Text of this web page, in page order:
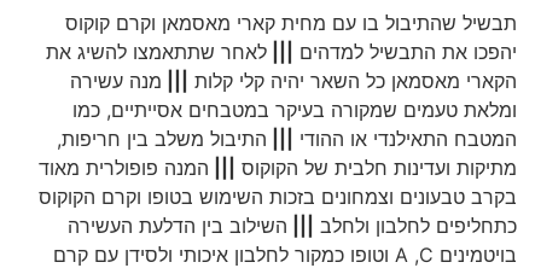
תבשיל שהתיבול בו עם מחית קארי מאסמאן וקרם קוקוס
יהפכו את התבשיל למדהים|||
לאחר שתתאמצו להשיג את
הקארי מאסמאן כל השאר יהיה קלי קלות|||
מנה עשירה
ומלאת טעמים שמקורה בעיקר במטבחים אסייתיים, כמו
המטבח התאילנדי או ההודי|||
התיבול משלב בין חריפות,
מתיקות ועדינות חלבית של הקוקוס|||
המנה פופולרית מאוד
בקרב טבעונים וצמחונים בזכות השימוש בטופו וקרם הקוקוס
כתחליפים לחלבון ולחלב|||
השילוב בין הדלעת העשירה
בויטמינים A ,C וטופו כמקור לחלבון איכותי ולסידן עם קרם